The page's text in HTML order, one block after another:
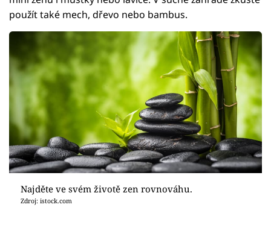
použít také mech, dřevo nebo bambus.
Najděte ve svém životě zen rovnováhu.
Zdroj: istock.com